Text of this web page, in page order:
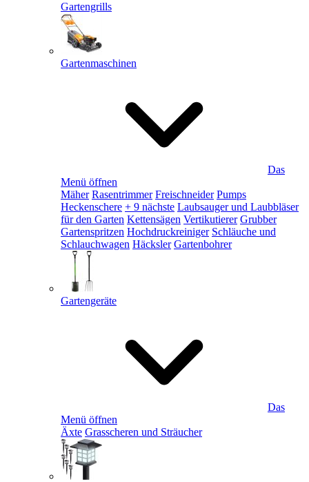
Gartengrills
Gartenmaschinen
Das
Menü öffnen
Mäher Rasentrimmer Freischneider Pumps
Heckenschere + 9 nächste Laubsauger und Laubbläser
für den Garten Kettensägen Vertikutierer Grubber
Gartenspritzen Hochdruckreiniger Schläuche und
Schlauchwagen Häcksler Gartenbohrer
Gartengeräte
Das
Menü öffnen
Äxte Grasscheren und Sträucher